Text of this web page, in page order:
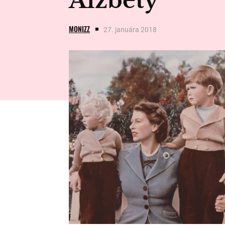
MONIZZ 27. januára 2018